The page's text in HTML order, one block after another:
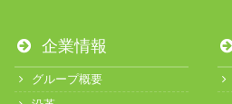
企業情報
グループ概要